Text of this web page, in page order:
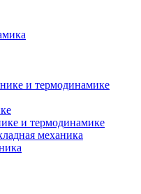
и термодинамике
и термодинамике
механика